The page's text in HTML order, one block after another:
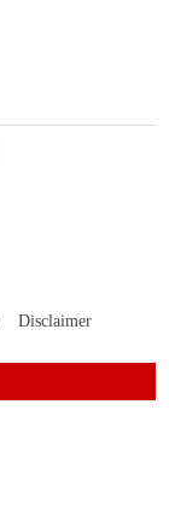
Disclaimer